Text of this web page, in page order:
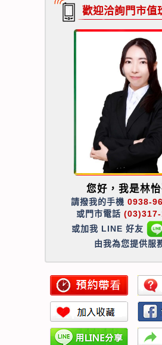
歡迎洽詢門市值
您好，我是林怡
請撥我的手機 0938-
或門市電話
或加我 LINE 好友
由我為您提供服